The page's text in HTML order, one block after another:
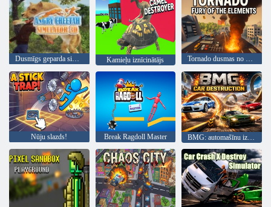
Dusmīgs geparda simulators 3D Kamieļu iznīcinātājs Tornado dusmas no elementiem
Nūju slazds! Break Ragdoll Master BMG: automašīnu iznīcināšana